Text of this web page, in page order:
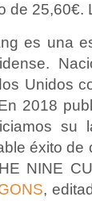
de 25,60€.
es una
Unidos
2018
su
éxito
NINE
,